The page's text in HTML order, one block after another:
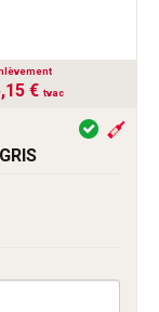
€ tvac